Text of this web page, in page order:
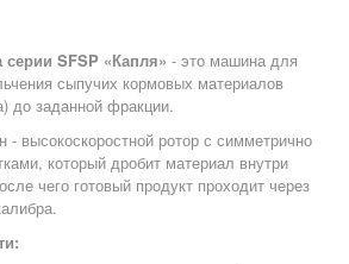
SFSP «Капля» - это машина для
сыпучих кормовых материалов
до заданной фракции.
- высокоскоростной ротор с симметрично
который дробит материал внутри
чего готовый продукт проходит через